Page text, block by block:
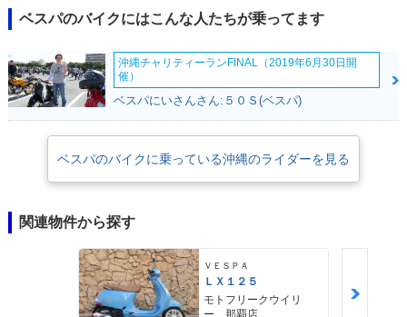
ベスパのバイクにはこんな人たちが乗ってます
沖縄チャリティーランFINAL（2019年6月30日開
催）
ベスパにいさんさん:５０Ｓ(ベスパ)
ベスパのバイクに乗っている沖縄のライダーを見る
関連物件から探す
ＶＥＳＰＡ
ＬＸ１２５
モトフリークウイリ